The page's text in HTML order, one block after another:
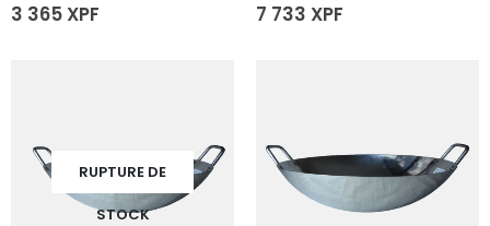
3 365 XPF 7 733 XPF
RUPTURE DE
STOCK